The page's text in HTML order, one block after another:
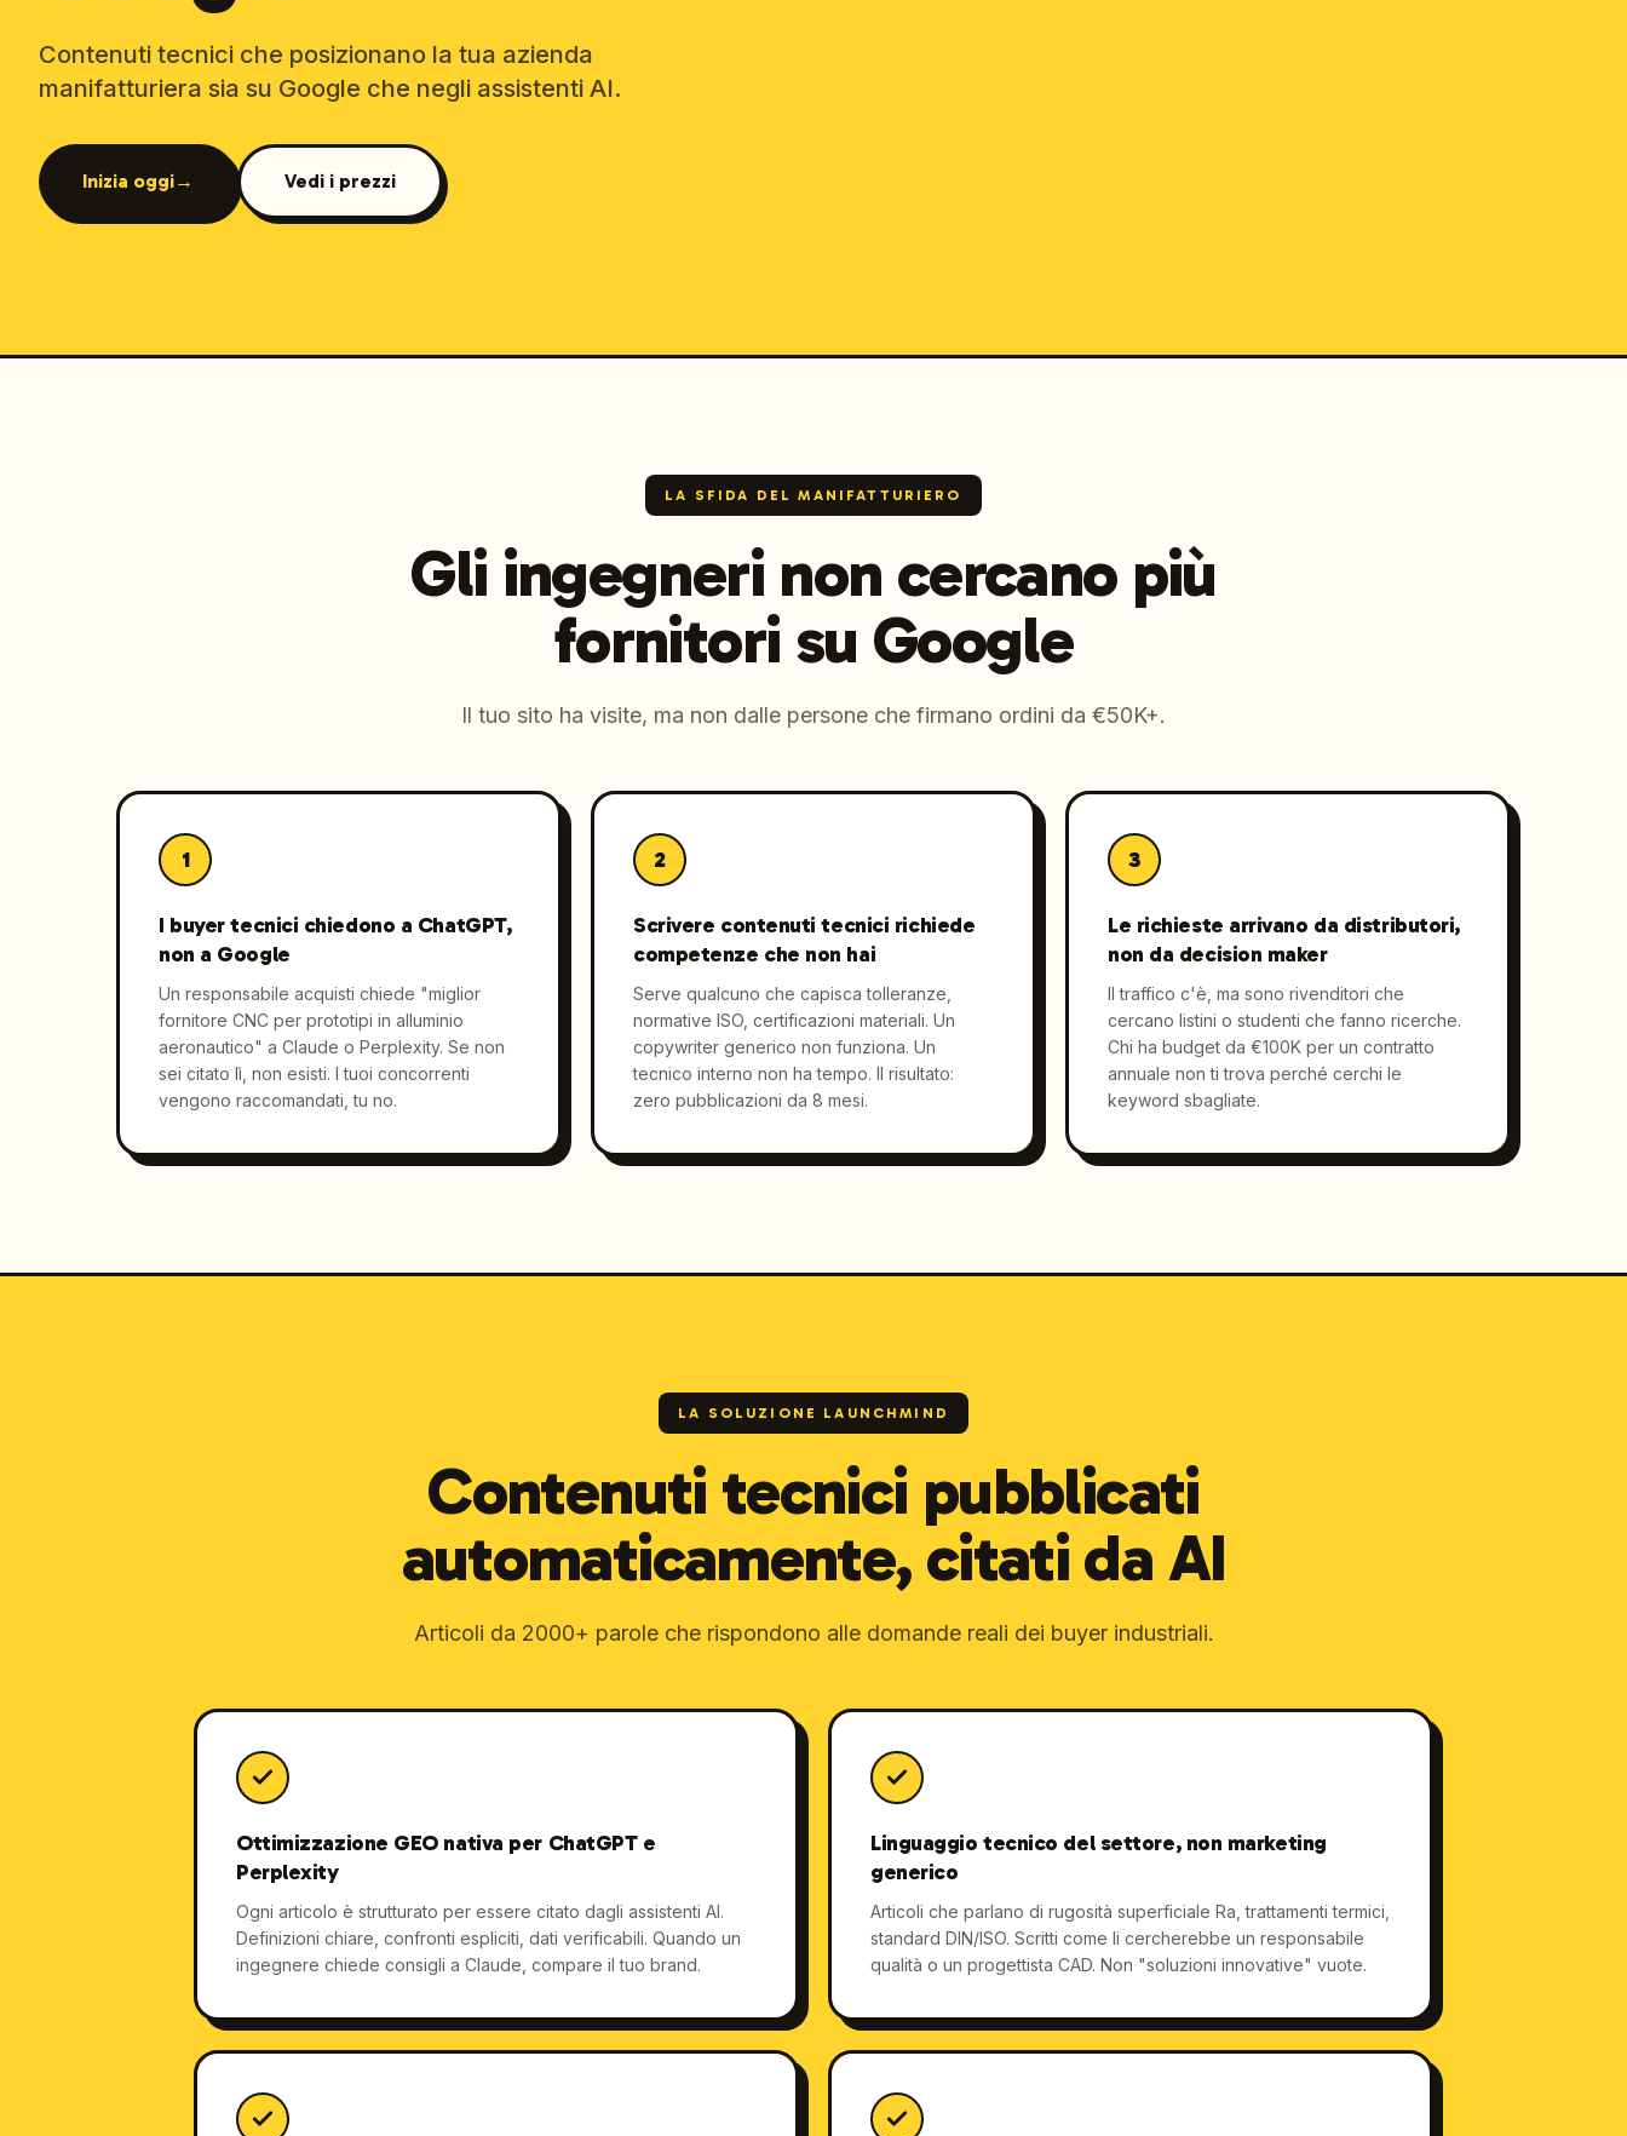
Contenuti tecnici che posizionano la tua azienda
manifatturiera sia su Google che negli assistenti AI.
Inizia oggi→ Vedi i prezzi
LA SFIDA DEL MANIFATTURIERO
Gli ingegneri non cercano più
fornitori su Google
Il tuo sito ha visite, ma non dalle persone che firmano ordini da €50K+.
1
I buyer tecnici chiedono a ChatGPT,
non a Google
Un responsabile acquisti chiede "miglior
fornitore CNC per prototipi in alluminio
aeronautico" a Claude o Perplexity. Se non
sei citato lì, non esisti. I tuoi concorrenti
vengono raccomandati, tu no.
2
Scrivere contenuti tecnici richiede
competenze che non hai
Serve qualcuno che capisca tolleranze,
normative ISO, certificazioni materiali. Un
copywriter generico non funziona. Un
tecnico interno non ha tempo. Il risultato:
zero pubblicazioni da 8 mesi.
3
Le richieste arrivano da distributori,
non da decision maker
Il traffico c'è, ma sono rivenditori che
cercano listini o studenti che fanno ricerche.
Chi ha budget da €100K per un contratto
annuale non ti trova perché cerchi le
keyword sbagliate.
LA SOLUZIONE LAUNCHMIND
Contenuti tecnici pubblicati
automaticamente, citati da AI
Articoli da 2000+ parole che rispondono alle domande reali dei buyer industriali.
Ottimizzazione GEO nativa per ChatGPT e
Perplexity
Ogni articolo è strutturato per essere citato dagli assistenti AI.
Definizioni chiare, confronti espliciti, dati verificabili. Quando un
ingegnere chiede consigli a Claude, compare il tuo brand.
Linguaggio tecnico del settore, non marketing
generico
Articoli che parlano di rugosità superficiale Ra, trattamenti termici,
standard DIN/ISO. Scritti come li cercherebbe un responsabile
qualità o un progettista CAD. Non "soluzioni innovative" vuote.